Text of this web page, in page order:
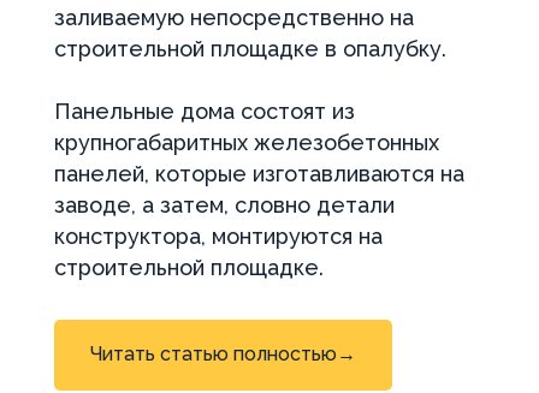
заливаемую непосредственно на
строительной площадке в опалубку.
Панельные дома состоят из
крупногабаритных железобетонных
панелей, которые изготавливаются на
заводе, а затем, словно детали
конструктора, монтируются на
строительной площадке.
Читать статью полностью→